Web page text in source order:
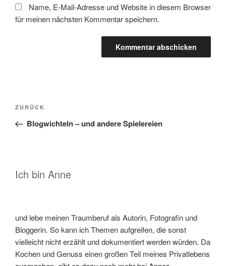
Name, E-Mail-Adresse und Website in diesem Browser
für meinen nächsten Kommentar speichern.
Beitragsnavigation
Vorheriger
Beitrag
ZURÜCK
Blogwichteln – und andere Spielereien
Ich bin Anne
und lebe meinen Traumberuf als Autorin, Fotografin und
Bloggerin. So kann ich Themen aufgreifen, die sonst
vielleicht nicht erzählt und dokumentiert werden würden. Da
Kochen und Genuss einen großen Teil meines Privatlebens